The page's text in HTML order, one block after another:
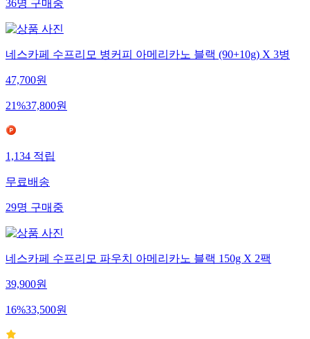
36명구매중
네스카페 수프리모 병커피 아메리카노 블랙 (90+10g) X 3병
47,700원
21%37,800원
1,134적립
무료배송
29명구매중
네스카페 수프리모 파우치 아메리카노 블랙 150g X 2팩
39,900원
16%33,500원